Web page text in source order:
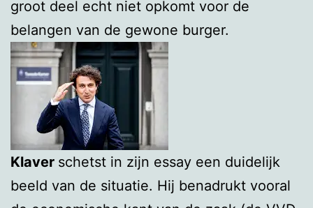
groot deel echt niet opkomt voor de
belangen van de gewone burger.
Klaver schetst in zijn essay een duidelijk
beeld van de situatie. Hij benadrukt vooral